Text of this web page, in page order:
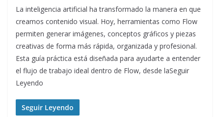
La inteligencia artificial ha transformado la manera en que
creamos contenido visual. Hoy, herramientas como Flow
permiten generar imágenes, conceptos gráficos y piezas
creativas de forma más rápida, organizada y profesional.
Esta guía práctica está diseñada para ayudarte a entender
el flujo de trabajo ideal dentro de Flow, desde laSeguir
Leyendo
Seguir Leyendo